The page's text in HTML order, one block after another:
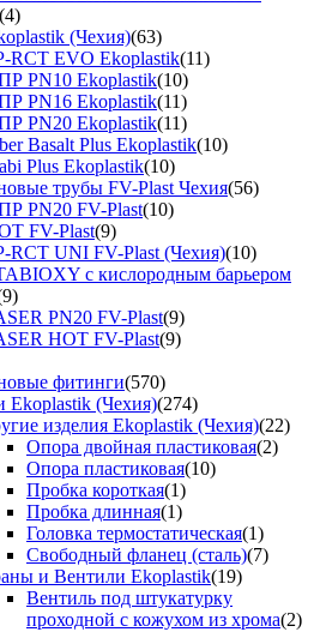
(4)
(Чехия)(63)
RCT EVO Ekoplastik(11)
PN10 Ekoplastik(10)
PN16 Ekoplastik(11)
PN20 Ekoplastik(11)
Basalt Plus Ekoplastik(10)
Plus Ekoplastik(10)
трубы FV-Plast Чехия(56)
PN20 FV-Plast(10)
FV-Plast(9)
RCT UNI FV-Plast (Чехия)(10)
с кислородным барьером
PN20 FV-Plast(9)
HOT FV-Plast(9)
фитинги(570)
Ekoplastik (Чехия)(274)
изделия Ekoplastik (Чехия)(22)
Опора двойная пластиковая(2)
Опора пластиковая(10)
Пробка короткая(1)
Пробка длинная(1)
Головка термостатическая(1)
Свободный фланец (сталь)(7)
и Вентили Ekoplastik(19)
Вентиль под штукатурку
проходной с кожухом из хрома(2)